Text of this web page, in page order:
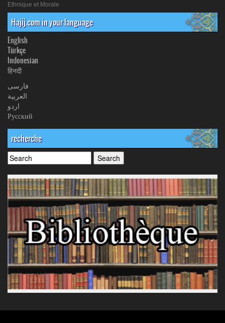
Ethnique et Morale
Hajij.com in your language
English
Türkçe
Indonesian
हिनदी
فارسی
العربیة
اردو
Русский
recherche